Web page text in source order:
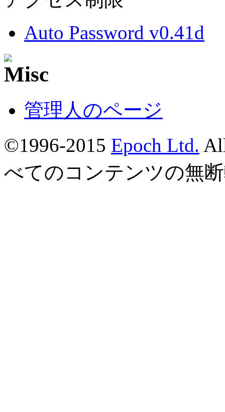
Auto Password v0.41d
管理人のページ
©1996-2015 Epoch Ltd.
べてのコンテンツの無